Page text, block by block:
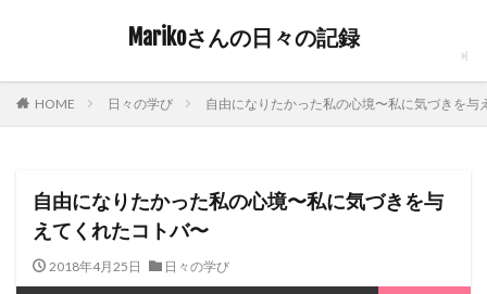
Marikoさんの日々の記録
HOME 日々の学び 自由になりたかった私の心境〜私に気づきを与
自由になりたかった私の心境〜私に気づきを与
えてくれたコトバ〜
2018年4月25日 日々の学び